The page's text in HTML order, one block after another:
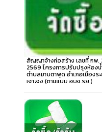
สัญญาจ้างก่อสร้าง เลขที่ กพ.
2569 โครงการปรับปรุงห้อง
ตำบลมาบตาพุด อำเภอเมืองร
เจาะจง (ตามแบบ อบจ.รย.)